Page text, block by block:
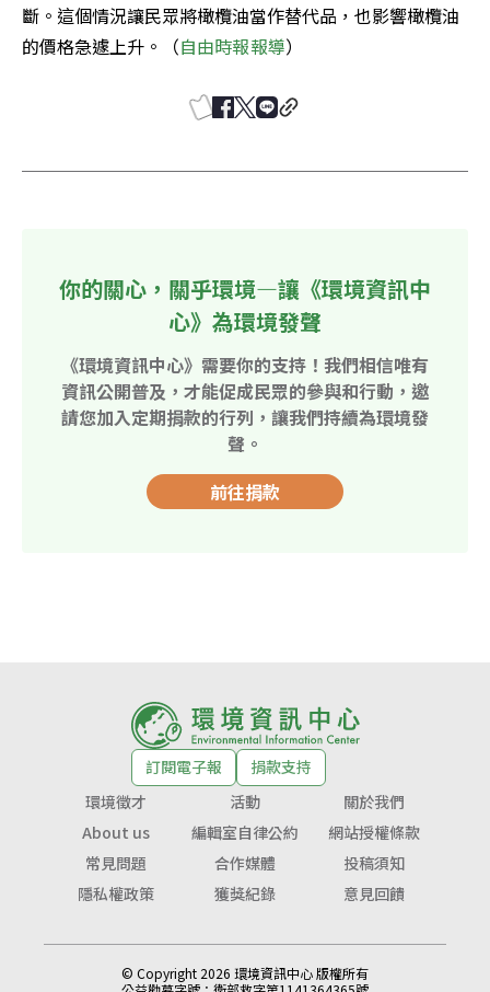
斷。這個情況讓民眾將橄欖油當作替代品，也影響橄欖油
的價格急遽上升。（自由時報報導）
你的關心，關乎環境—讓《環境資訊中
心》為環境發聲
《環境資訊中心》需要你的支持！我們相信唯有
資訊公開普及，才能促成民眾的參與和行動，邀
請您加入定期捐款的行列，讓我們持續為環境發
聲。
前往捐款
訂閱電子報
捐款支持
環境徵才
活動
關於我們
About us
編輯室自律公約
網站授權條款
常見問題
合作媒體
投稿須知
隱私權政策
獲獎紀錄 意見回饋
© Copyright 2026 環境資訊中心 版權所有